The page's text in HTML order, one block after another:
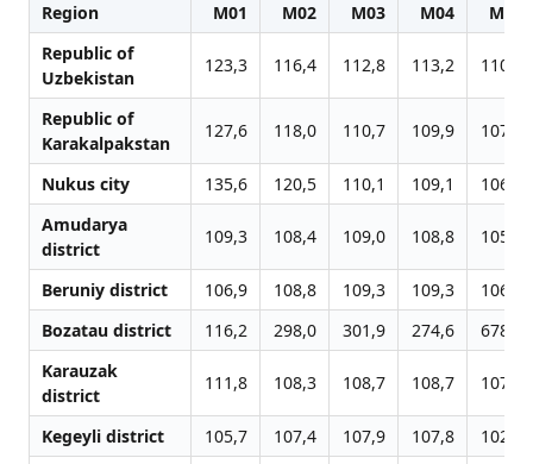
Region
M01
M02
M03
M04
M05
Republic of
Uzbekistan
123,3 116,4 112,8 113,2 110,9
Republic of
Karakalpakstan
127,6 118,0 110,7 109,9 107,2
Nukus city 135,6 120,5 110,1 109,1
106,4
Amudarya
district
109,3 108,4 109,0 108,8 105,2
Beruniy district 106,9 108,8 109,3 109,3
106,7
Bozatau district
116,2 298,0 301,9 274,6
678,9
Karauzak
district
111,8 108,3 108,7 108,7 107,3
Kegeyli district 105,7 107,4 107,9 107,8
102,7